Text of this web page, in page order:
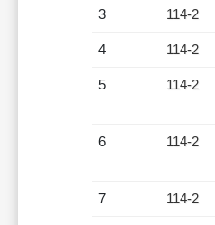
3 114-2
4 114-2
5 114-2
6 114-2
7 114-2